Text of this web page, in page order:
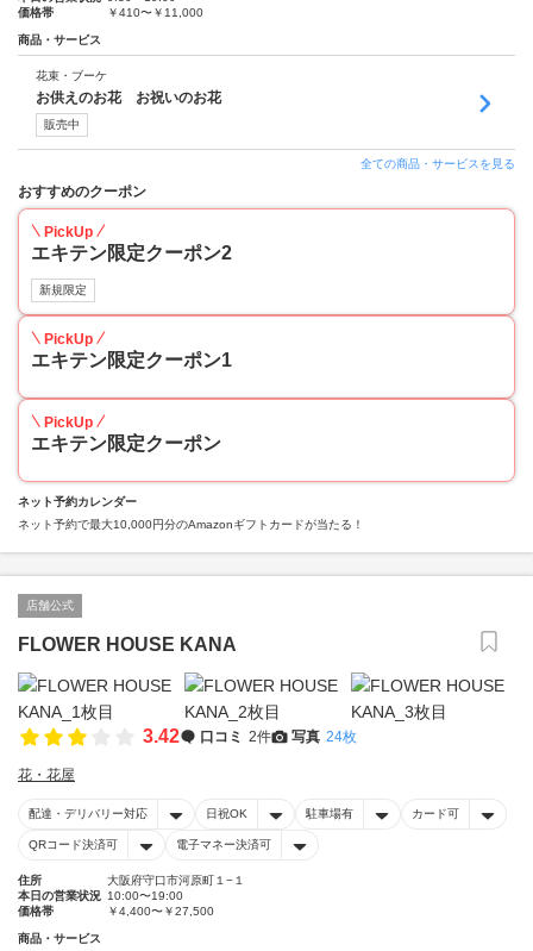
価格帯
￥410〜￥11,000
商品・サービス
花束・ブーケ
お供えのお花 お祝いのお花
販売中
全ての商品・サービスを見る
おすすめのクーポン
PickUp
エキテン限定クーポン2
新規限定
PickUp
エキテン限定クーポン1
PickUp
エキテン限定クーポン
ネット予約カレンダー
ネット予約で最大10,000円分のAmazonギフトカードが当たる！
店舗公式
FLOWER HOUSE KANA
3.42 口コミ 2件 写真 24枚
花・花屋
配達・デリバリー対応 日祝OK 駐車場有 カード可
QRコード決済可 電子マネー決済可
住所
大阪府守口市河原町１−１
本日の営業状況 10:00〜19:00
価格帯
￥4,400〜￥27,500
商品・サービス